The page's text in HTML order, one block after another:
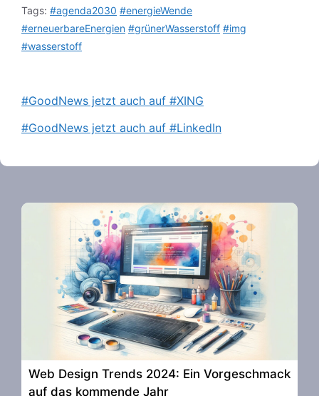
Tags: #agenda2030 #energieWende
#erneuerbareEnergien #grünerWasserstoff #img
#wasserstoff
#GoodNews jetzt auch auf #XING
#GoodNews jetzt auch auf #LinkedIn
Web Design Trends 2024: Ein Vorgeschmack
auf das kommende Jahr